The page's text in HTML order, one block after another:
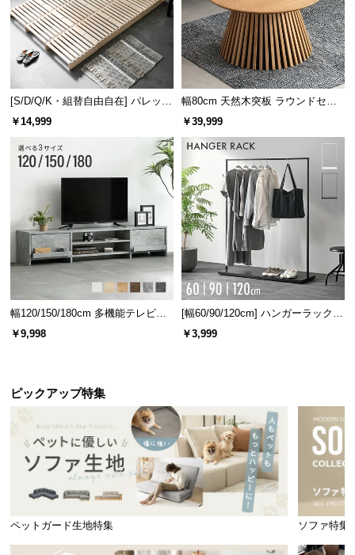
[S/D/Q/K・組替自由自在] パレット
ベッド 8/12/16枚セット
￥14,999
幅80cm 天然木突板 ラウンドセン
ターテーブル 美しい格子デザイン
￥39,999
幅120/150/180cm 多機能テレビボ
ード 木目/石目調 オープン収納・
引き出し収納付き
￥9,998
[幅60/90/120cm] ハンガーラック
スチール 4段階高さ調節 サイドフ
ック オープンラック シンプル
￥3,999
ピックアップ特集
ペットガード生地特集 ソファ特集